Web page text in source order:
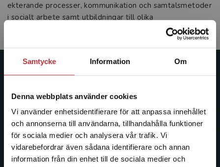
Samtycke Information Om
Denna webbplats använder cookies
Vi använder enhetsidentifierare för att anpassa innehållet
och annonserna till användarna, tillhandahålla funktioner
för sociala medier och analysera vår trafik. Vi
vidarebefordrar även sådana identifierare och annan
information från din enhet till de sociala medier och
Begränsad fraktregion
ekterande processer, kommunikation och samtalsmetoder
i socialt arbete samt utbildningar till olika
Studentlitteratur
Studentlitteratur grundades 1963 och är idag Sveriges
ledande utbildningsförlag. Med läromedel, kurslitteratur,
facklitteratur, utbildningar och digitala
informationstjänster i utbudet, finns Studentlitteratur med
längs hela kunskapsresan.